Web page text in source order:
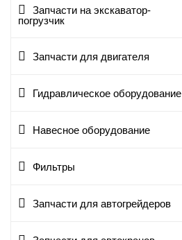
Запчасти на экскаватор-
погрузчик
Запчасти для двигателя
Гидравлическое оборудование
Навесное оборудование
Фильтры
Запчасти для автогрейдеров